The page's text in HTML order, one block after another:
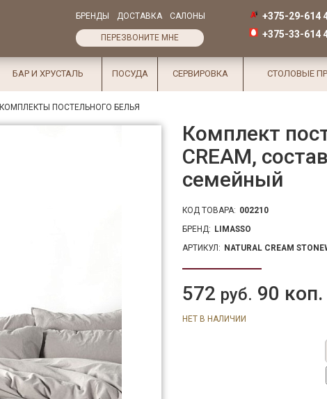
БРЕНДЫ ДОСТАВКА САЛОНЫ
ПЕРЕЗВОНИТЕ МНЕ
+375-29-614
+375-33-614
БАР И ХРУСТАЛЬ ПОСУДА СЕРВИРОВКА СТОЛОВЫЕ
КОМПЛЕКТЫ ПОСТЕЛЬНОГО БЕЛЬЯ
Комплект
CREAM,
семейный
КОД ТОВАРА: 002210
БРЕНД: LIMASSO
АРТИКУЛ: NATURAL CREAM
572 руб. 90 коп.
НЕТ В НАЛИЧИИ